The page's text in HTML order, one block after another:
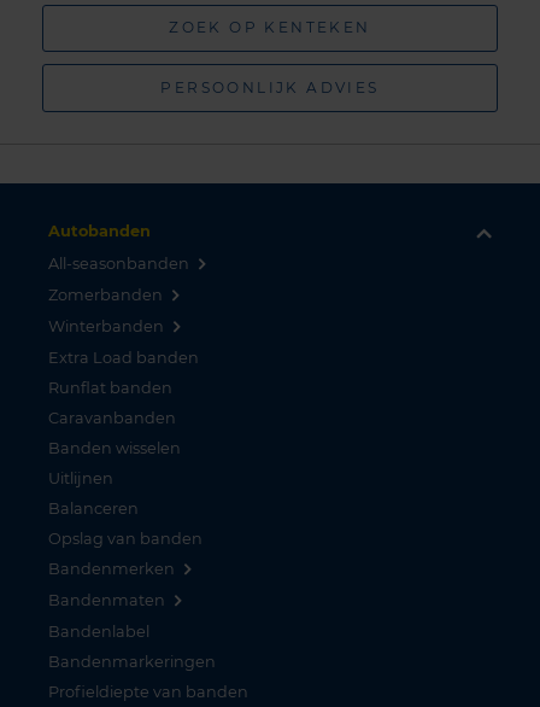
ZOEK OP KENTEKEN
PERSOONLIJK ADVIES
Autobanden
All-seasonbanden
Zomerbanden
Winterbanden
Extra Load banden
Runflat banden
Caravanbanden
Banden wisselen
Uitlijnen
Balanceren
Opslag van banden
Bandenmerken
Bandenmaten
Bandenlabel
Bandenmarkeringen
Profieldiepte van banden